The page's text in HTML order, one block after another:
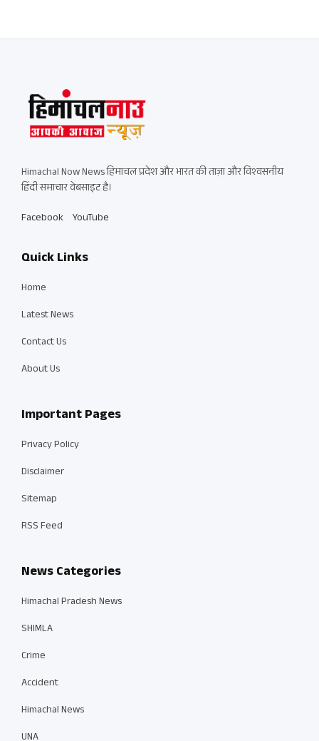
Himachal Now News हिमाचल प्रदेश और भारत की ताज़ा और विश्वसनीय
हिंदी समाचार वेबसाइट है।
Facebook YouTube
Quick Links
Home
Latest News
Contact Us
About Us
Important Pages
Privacy Policy
Disclaimer
Sitemap
RSS Feed
News Categories
Himachal Pradesh News
SHIMLA
Crime
Accident
Himachal News